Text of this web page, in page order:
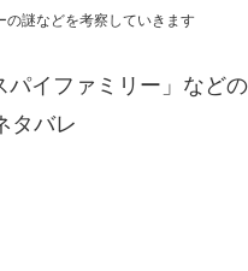
の謎などを考察していきます
パイファミリー」などの
タバレ